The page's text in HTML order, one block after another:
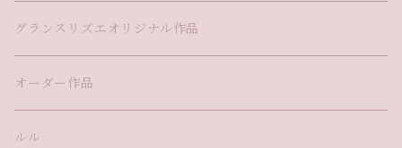
グランスリズエオリジナル作品
オーダー作品
ルル